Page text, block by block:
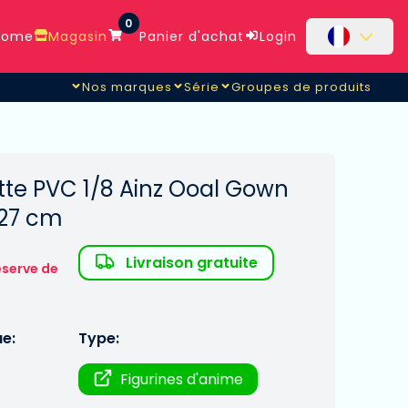
Magasin
0
Panier d'achat Login
Nos marques Série Groupes de produits
PVC 1/8 Ainz Ooal Gown
cm
de
Livraison gratuite
Type:
Figurines d'anime